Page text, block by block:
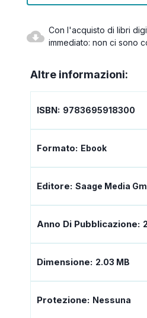
Con l'acquisto di libri
immediato: non ci sono
Altre informazioni:
ISBN: 9783695918300
Formato: Ebook
Editore: Saage Media
Anno Di Pubblicazione:
Dimensione: 2.03 MB
Protezione: Nessuna